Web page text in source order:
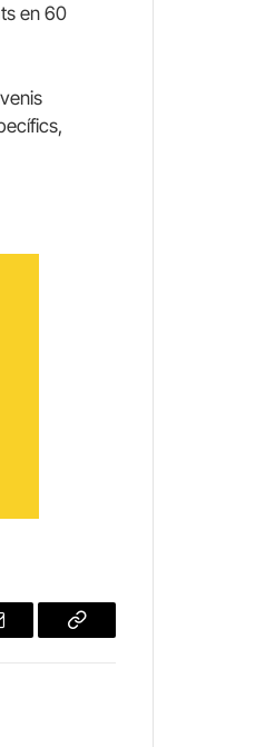
en 60
Copy